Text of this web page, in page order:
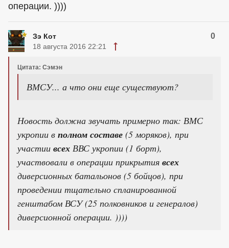
операции. ))))
Зэ Кот 0
18 августа 2016 22:21
Цитата: Сэмэн
ВМСУ... а что они еще существуют?
Новость должна звучать примерно так: ВМС
укропии в полном составе (5 моряков), при
участии всех ВВС укропии (1 борт),
участвовали в операции прикрытия всех
диверсионных батальонов (5 бойцов), при
проведении тщательно спланированной
генштабом ВСУ (25 полковников и генералов)
диверсионной операции. ))))